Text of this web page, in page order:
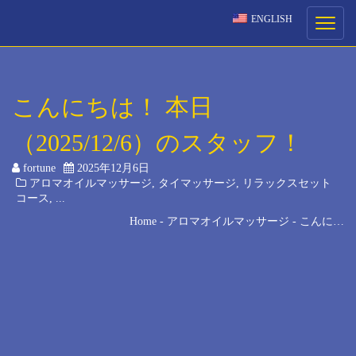
ENGLISH
Toggle
こんにちは！ 本日
（2025/12/6）のスタッフ！
fortune
2025年12月6日
アロマオイルマッサージ, タイマッサージ, リラックスセット
コース , ...
Home - アロマオイルマッサージ - こんに…
[booked-calendar]